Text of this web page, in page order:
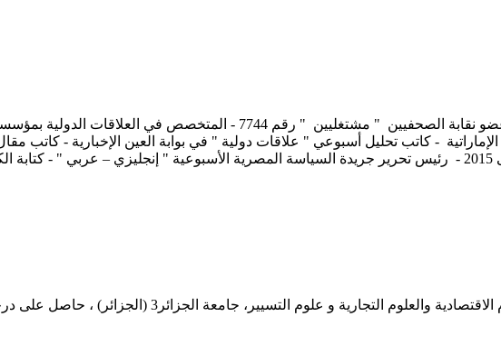
أيمن سمير عبد الملاك الخبرات الصحفية - عضو نقابة الصحفيين "
- كاتب تحليل أسبوعي " علاقات دولية " في بوابة العين الإخبارية - كاتب
جامعة الجزائر3 (الجزائر) ، حاصل على درجة الدكتوراه و التأهيل الجامعي في التحليل الاقتصادي...